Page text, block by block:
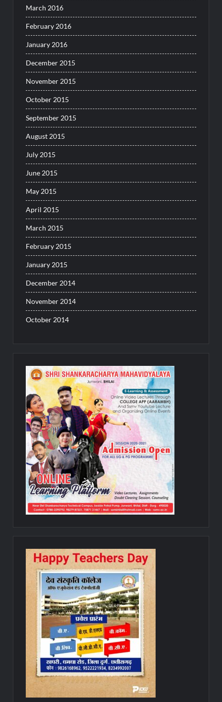
March 2016
February 2016
January 2016
December 2015
November 2015
October 2015
September 2015
August 2015
July 2015
June 2015
May 2015
April 2015
March 2015
February 2015
January 2015
December 2014
November 2014
October 2014